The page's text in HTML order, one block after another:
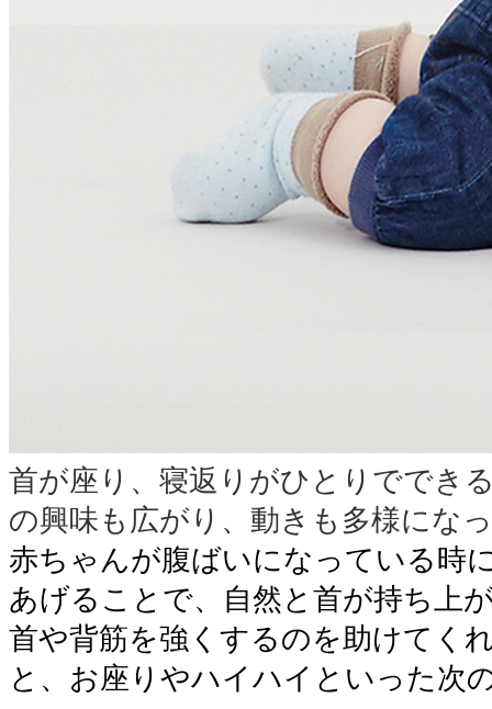
首が座り、寝返りがひとりででき
の興味も広がり、動きも多様にな
赤ちゃんが腹ばいになっている時
あげることで、自然と首が持ち上
首や背筋を強くするのを助けてく
と、お座りやハイハイといった次